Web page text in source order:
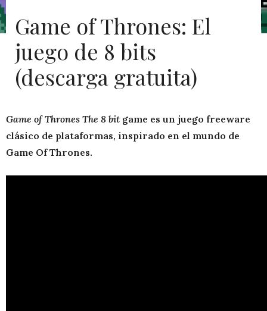
Game of Thrones: El
juego de 8 bits
(descarga gratuita)
Game of Thrones The 8 bit game es un juego freeware
clásico de plataformas, inspirado en el mundo de
Game Of Thrones.